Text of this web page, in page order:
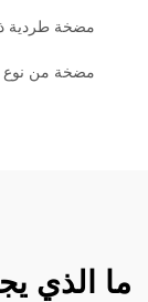
مضخة طردية
مضخة من نوع
ما الذي